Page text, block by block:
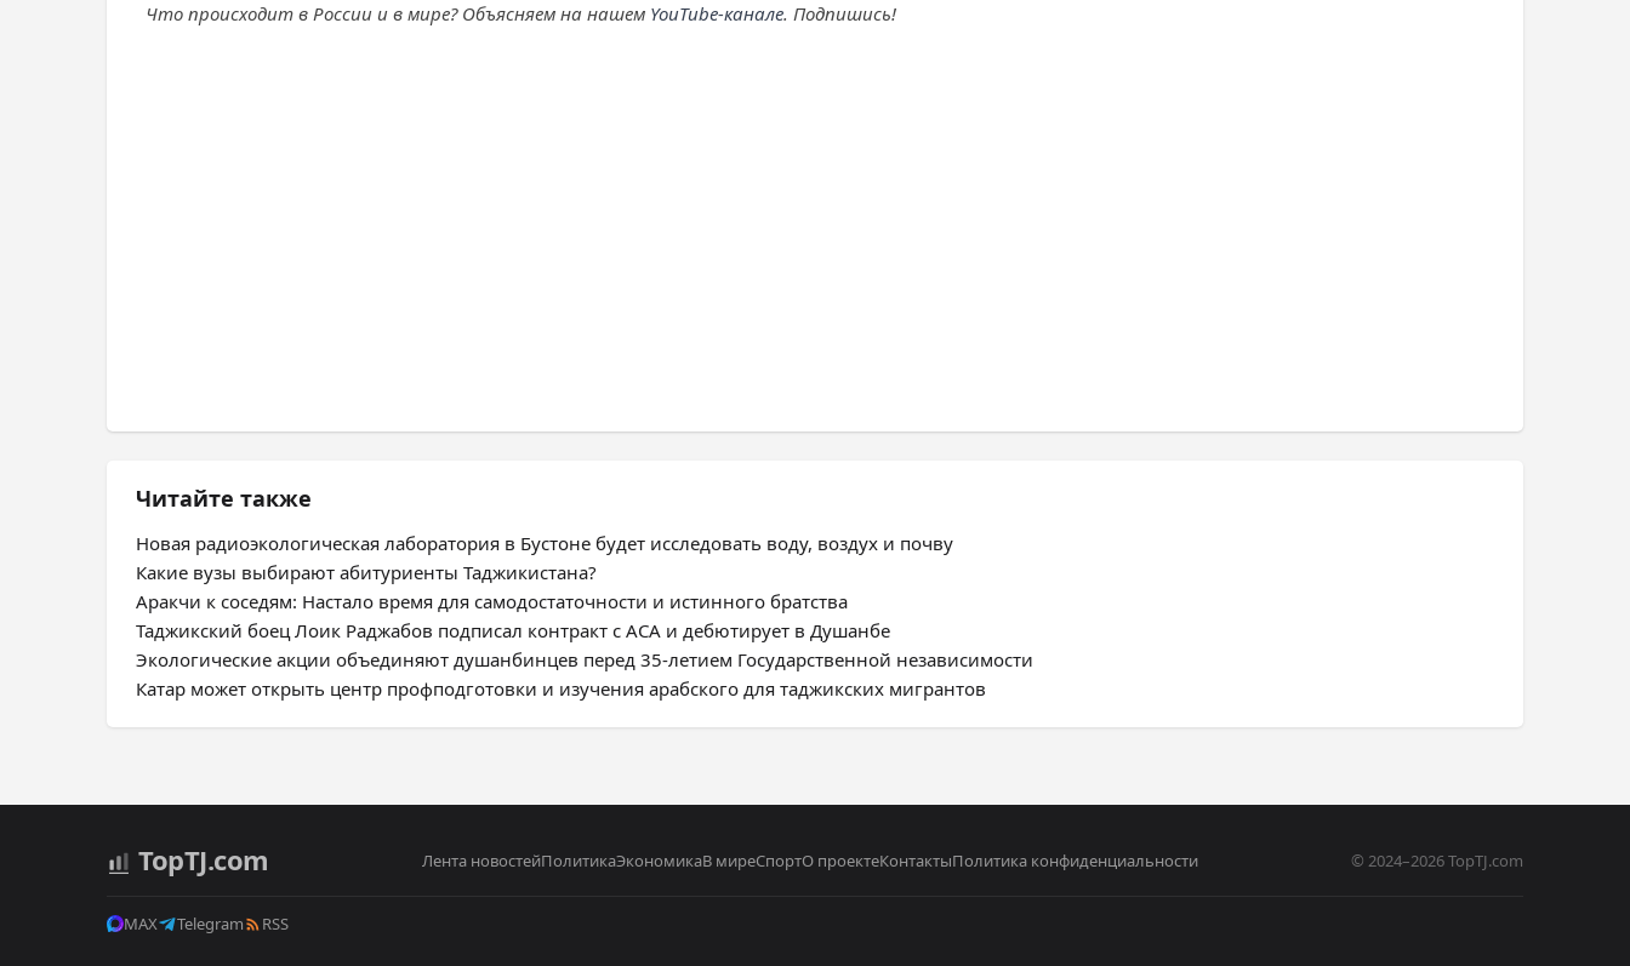
Что происходит в России и в мире? Объясняем на нашем YouTube-канале. Подпишись!
Читайте также
Новая радиоэкологическая лаборатория в Бустоне будет исследовать воду, воздух и почву
Какие вузы выбирают абитуриенты Таджикистана?
Аракчи к соседям: Настало время для самодостаточности и истинного братства
Таджикский боец Лоик Раджабов подписал контракт с ACA и дебютирует в Душанбе
Экологические акции объединяют душанбинцев перед 35-летием Государственной независимости
Катар может открыть центр профподготовки и изучения арабского для таджикских мигрантов
TopTJ.com Лента новостейПолитикаЭкономикаВ миреСпортО проектеКонтактыПолитика конфиденциальности © 2024–2026 TopTJ.com
MAX Telegram RSS